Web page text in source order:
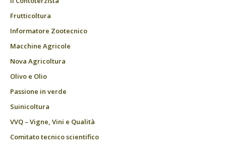
Frutticoltura
Informatore Zootecnico
Macchine Agricole
Nova Agricoltura
Olivo e Olio
Passione in verde
Suinicoltura
VVQ – Vigne, Vini e Qualità
Comitato tecnico scientifico